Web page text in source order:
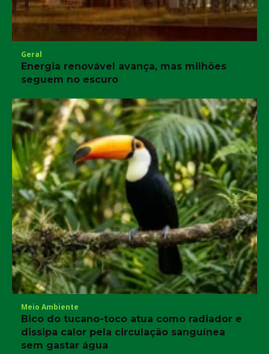
Geral
Energia renovável avança, mas milhões
seguem no escuro
Meio Ambiente
Bico do tucano-toco atua como radiador e
dissipa calor pela circulação sanguínea
sem gastar água